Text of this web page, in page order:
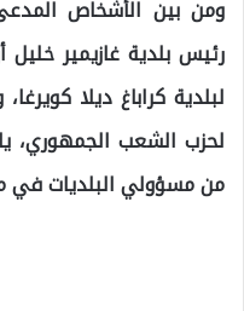
ومن بين الأشخاص
رئيس بلدية غازيمير خليل
لبلدية كراباغ ديلا
من مسؤولي البلديات في